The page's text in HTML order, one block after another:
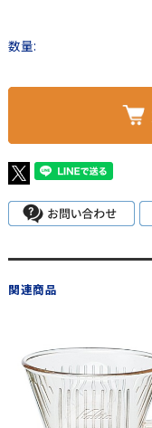
数量:
関連商品